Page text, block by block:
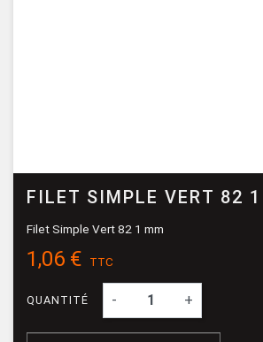
FILET SIMPLE VERT 82
Filet Simple Vert 82 1 mm
1,06 € TTC
QUANTITÉ - +